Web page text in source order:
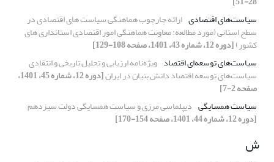
سیاست‌های اقتصادی ارائه چارچوب هماهنگی سیاست های اقتصادی در
سطح استانی (مورد مطالعه: معاونت هماهنگی امور اقتصادی استانداری های
کشور)[دوره 12، شماره 43، 1401، صفحه 108-129]
سیاست‌های توسعه‌ای اقتصاد ویژه‌نامه ارزیابی و تحلیل تاریخی و انتقادی
سیاست‌های توسعه اقتصاد دانش بنیان در ایران [دوره 12، شماره 45، 1401،
صفحه 2-7]
سیاست همسایگی دیپلماسی مرزی و سیاست همسایگی دولت سیزدهم
[دوره 12، شماره 44، 1401، صفحه 154-170]
ش